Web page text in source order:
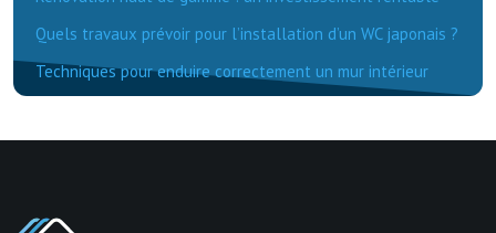
Quels travaux prévoir pour l’installation d’un WC japonais ?
Techniques pour enduire correctement un mur intérieur